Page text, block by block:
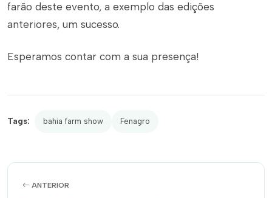
farão deste evento, a exemplo das edições
anteriores, um sucesso.
Esperamos contar com a sua presença!
Tags: bahia farm show Fenagro
ANTERIOR